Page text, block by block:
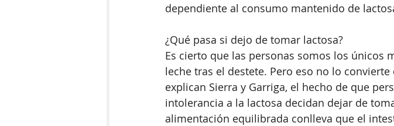
dependiente al consumo mantenido de
¿Qué pasa si dejo de tomar lactosa?
Es cierto que las personas somos los
leche tras el destete. Pero eso no lo
explican Sierra y Garriga, el hecho de que
intolerancia a la lactosa decidan dejar de
alimentación equilibrada conlleva que el